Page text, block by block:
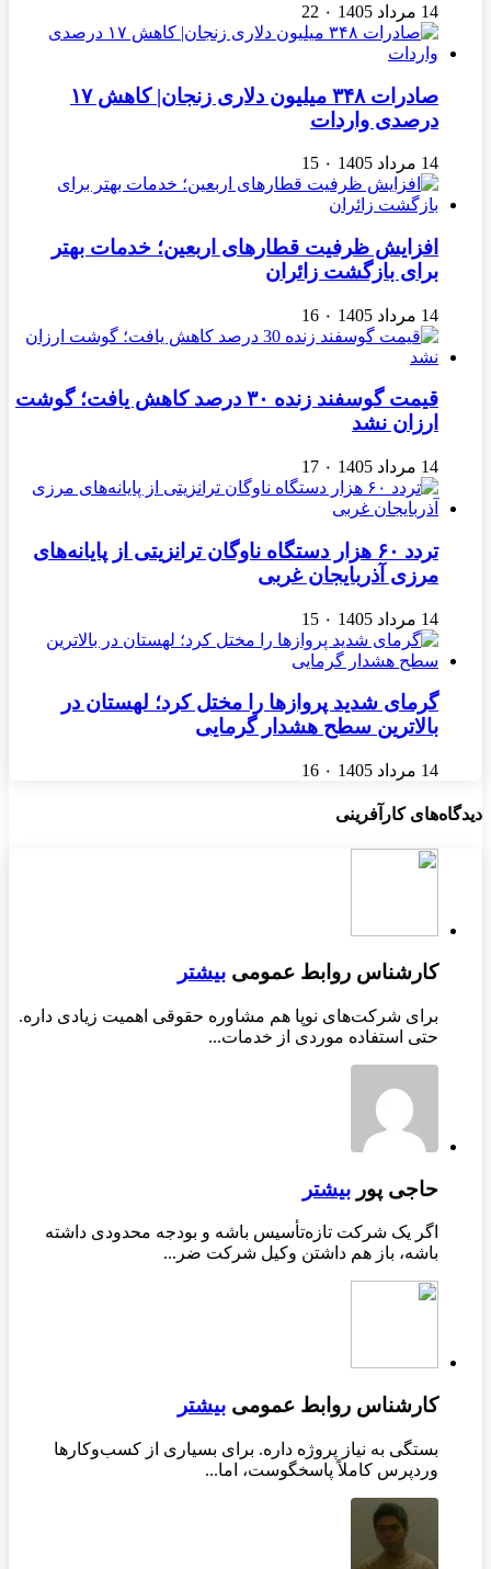
14 مرداد 1405 ۰ 22
صادرات ۳۴۸ میلیون دلاری زنجان| ‌کاهش ۱۷
درصدی واردات
14 مرداد 1405 ۰ 15
افزایش ظرفیت قطارهای اربعین؛ خدمات بهتر
برای بازگشت زائران
14 مرداد 1405 ۰ 16
قیمت گوسفند زنده ۳۰ درصد کاهش یافت؛ گوشت
ارزان نشد
14 مرداد 1405 ۰ 17
تردد ۶۰ هزار دستگاه ناوگان ترانزیتی از پایانه‌های
مرزی آذربایجان ‌غربی
14 مرداد 1405 ۰ 15
گرمای شدید پروازها را مختل کرد؛ لهستان در
بالاترین سطح هشدار گرمایی
14 مرداد 1405 ۰ 16
دیدگاه‌های کارآفرینی
کارشناس روابط عمومی بیشتر
برای شرکت‌های نوپا هم مشاوره حقوقی اهمیت زیادی داره.
حتی استفاده موردی از خدمات...
حاجی پور بیشتر
اگر یک شرکت تازه‌تأسیس باشه و بودجه محدودی داشته
باشه، باز هم داشتن وکیل شرکت ضر...
کارشناس روابط عمومی بیشتر
بستگی به نیاز پروژه داره. برای بسیاری از کسب‌وکارها
وردپرس کاملاً پاسخگوست، اما...